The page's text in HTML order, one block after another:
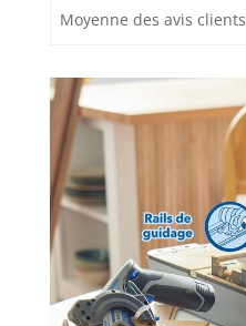
Moyenne des avis clients